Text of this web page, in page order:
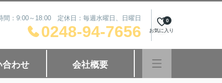
間：9:00～18:00 定休日：毎週水曜日、日曜日
0248-94-7656 お気に入り
0
合わせ 会社概要